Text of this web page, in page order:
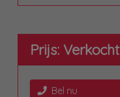
Prijs: Verkocht
Bel nu